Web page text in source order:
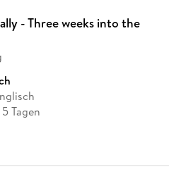
- Three weeks into the
Tagen